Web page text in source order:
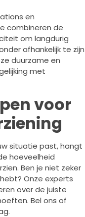
en
combineren de
om langdurig
afhankelijk te zijn
duurzame en
met
voor
situatie past, hangt
hoeveelheid
Ben je niet zeker
Onze experts
over de juiste
Bel ons of